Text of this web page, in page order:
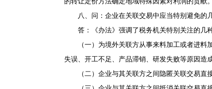
八、问：企业在关联交易中应当特别避免的
答：《办法》强调了税务机关特别关注的几种
（一）为境外关联方从事来料加工或者进料
失误、开工不足、产品滞销、研发失败等原因造
（二）企业与其关联方之间隐匿关联交易直接